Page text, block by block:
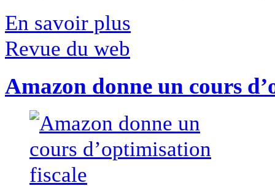
En savoir plus
Revue du web
Amazon donne un cours